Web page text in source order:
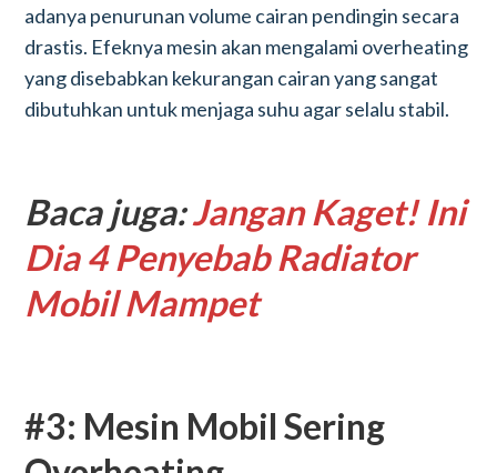
adanya penurunan volume cairan pendingin secara
drastis. Efeknya mesin akan mengalami overheating
yang disebabkan kekurangan cairan yang sangat
dibutuhkan untuk menjaga suhu agar selalu stabil.
Baca juga:Jangan Kaget! Ini
Dia 4 Penyebab Radiator
Mobil Mampet
#3: Mesin Mobil Sering